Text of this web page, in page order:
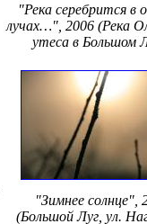
"Река серебрится в
лучах…", 2006 (Река
утеса в Большом
"Зимнее солнце",
(Большой Луг, ул.